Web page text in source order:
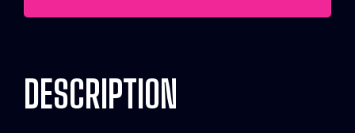
DESCRIPTION